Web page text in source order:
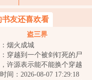
友还喜欢看
盗三界
烟火成城
穿越到一个被剑钉死的尸
许源表示能不能换个穿越
否则自己一附身就又又又
间：2026-08-07 17:29:18